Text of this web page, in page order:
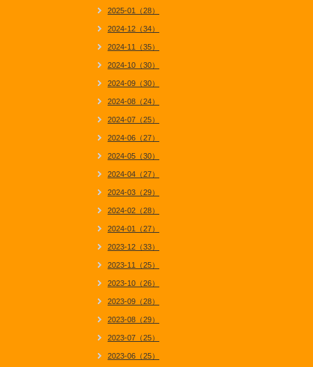
2025-01（28）
2024-12（34）
2024-11（35）
2024-10（30）
2024-09（30）
2024-08（24）
2024-07（25）
2024-06（27）
2024-05（30）
2024-04（27）
2024-03（29）
2024-02（28）
2024-01（27）
2023-12（33）
2023-11（25）
2023-10（26）
2023-09（28）
2023-08（29）
2023-07（25）
2023-06（25）